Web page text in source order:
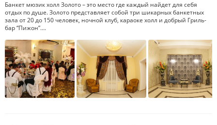
Банкет мюзик холл Золото – это место где каждый найдет для себя
отдых по душе. Золото представляет собой три шикарных банкетных
зала от 20 до 150 человек, ночной клуб, караоке холл и добрый Гриль-
бар “Пижон”….